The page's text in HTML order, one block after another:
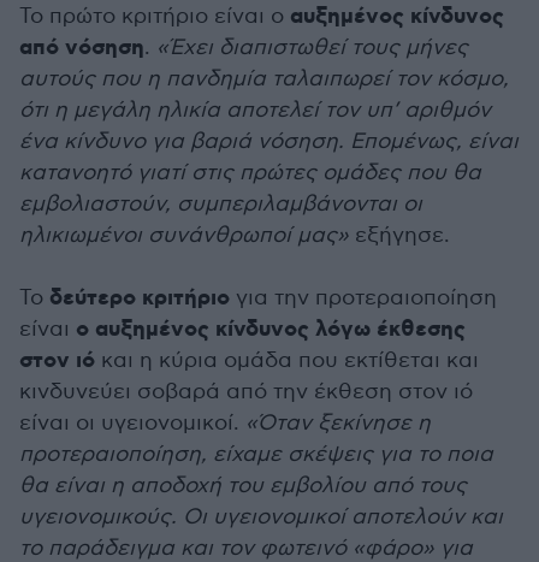
Το πρώτο κριτήριο είναι ο αυξημένος κίνδυνος
από νόσηση. «Έχει διαπιστωθεί τους μήνες
αυτούς που η πανδημία ταλαιπωρεί τον κόσμο,
ότι η μεγάλη ηλικία αποτελεί τον υπ’ αριθμόν
ένα κίνδυνο για βαριά νόσηση. Επομένως, είναι
κατανοητό γιατί στις πρώτες ομάδες που θα
εμβολιαστούν, συμπεριλαμβάνονται οι
ηλικιωμένοι συνάνθρωποί μας» εξήγησε.
Το δεύτερο κριτήριο για την προτεραιοποίηση
είναι ο αυξημένος κίνδυνος λόγω έκθεσης
στον ιό και η κύρια ομάδα που εκτίθεται και
κινδυνεύει σοβαρά από την έκθεση στον ιό
είναι οι υγειονομικοί. «Όταν ξεκίνησε η
προτεραιοποίηση, είχαμε σκέψεις για το ποια
θα είναι η αποδοχή του εμβολίου από τους
υγειονομικούς. Οι υγειονομικοί αποτελούν και
το παράδειγμα και τον φωτεινό «φάρο» για